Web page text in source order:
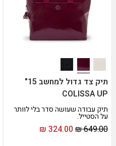
תיק צד גדול למחשב 15"
COLISSA UP
תיק עבודה שעושה סדר בלי לוותר
על הסטייל.
₪649.00
₪ 324.00